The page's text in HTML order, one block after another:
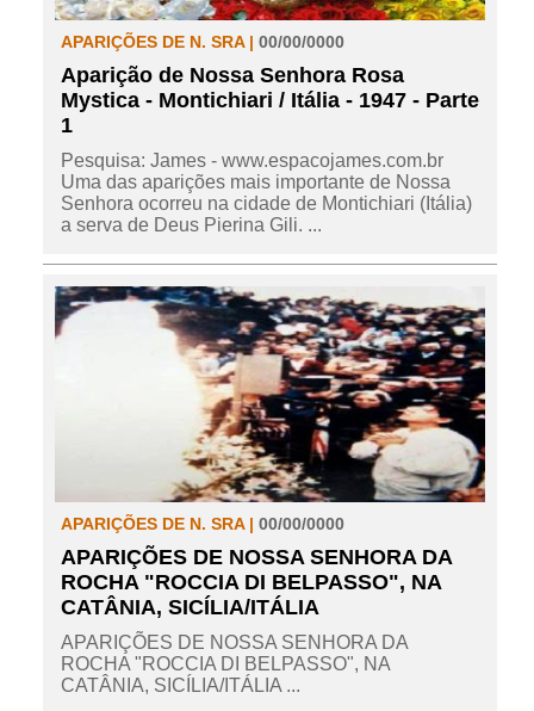
APARIÇÕES DE N. SRA | 00/00/0000
Aparição de Nossa Senhora Rosa
Mystica - Montichiari / Itália - 1947 - Parte
1
Pesquisa: James - www.espacojames.com.br
Uma das aparições mais importante de Nossa
Senhora ocorreu na cidade de Montichiari (Itália)
a serva de Deus Pierina Gili. ...
APARIÇÕES DE N. SRA | 00/00/0000
APARIÇÕES DE NOSSA SENHORA DA
ROCHA "ROCCIA DI BELPASSO", NA
CATÂNIA, SICÍLIA/ITÁLIA
APARIÇÕES DE NOSSA SENHORA DA
ROCHA "ROCCIA DI BELPASSO", NA
CATÂNIA, SICÍLIA/ITÁLIA ...